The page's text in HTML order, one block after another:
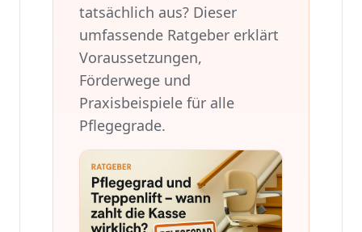
tatsächlich aus? Dieser
umfassende Ratgeber erklärt
Voraussetzungen,
Förderwege und
Praxisbeispiele für alle
Pflegegrade.